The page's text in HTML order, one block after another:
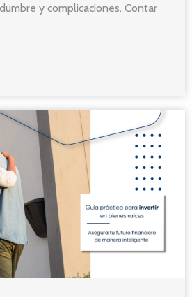
y complicaciones. Contar